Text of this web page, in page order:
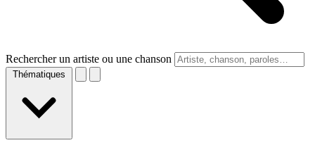
Rechercher un artiste ou une chanson
Thématiques